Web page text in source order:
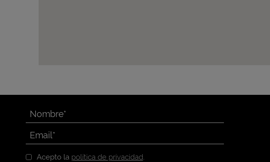
Acepto la política de privacidad.